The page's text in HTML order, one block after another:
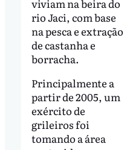
viviam na beira do
rio Jaci, com base
na pesca e extração
de castanha e
borracha.
Principalmente a
partir de 2005, um
exército de
grileiros foi
tomando a área